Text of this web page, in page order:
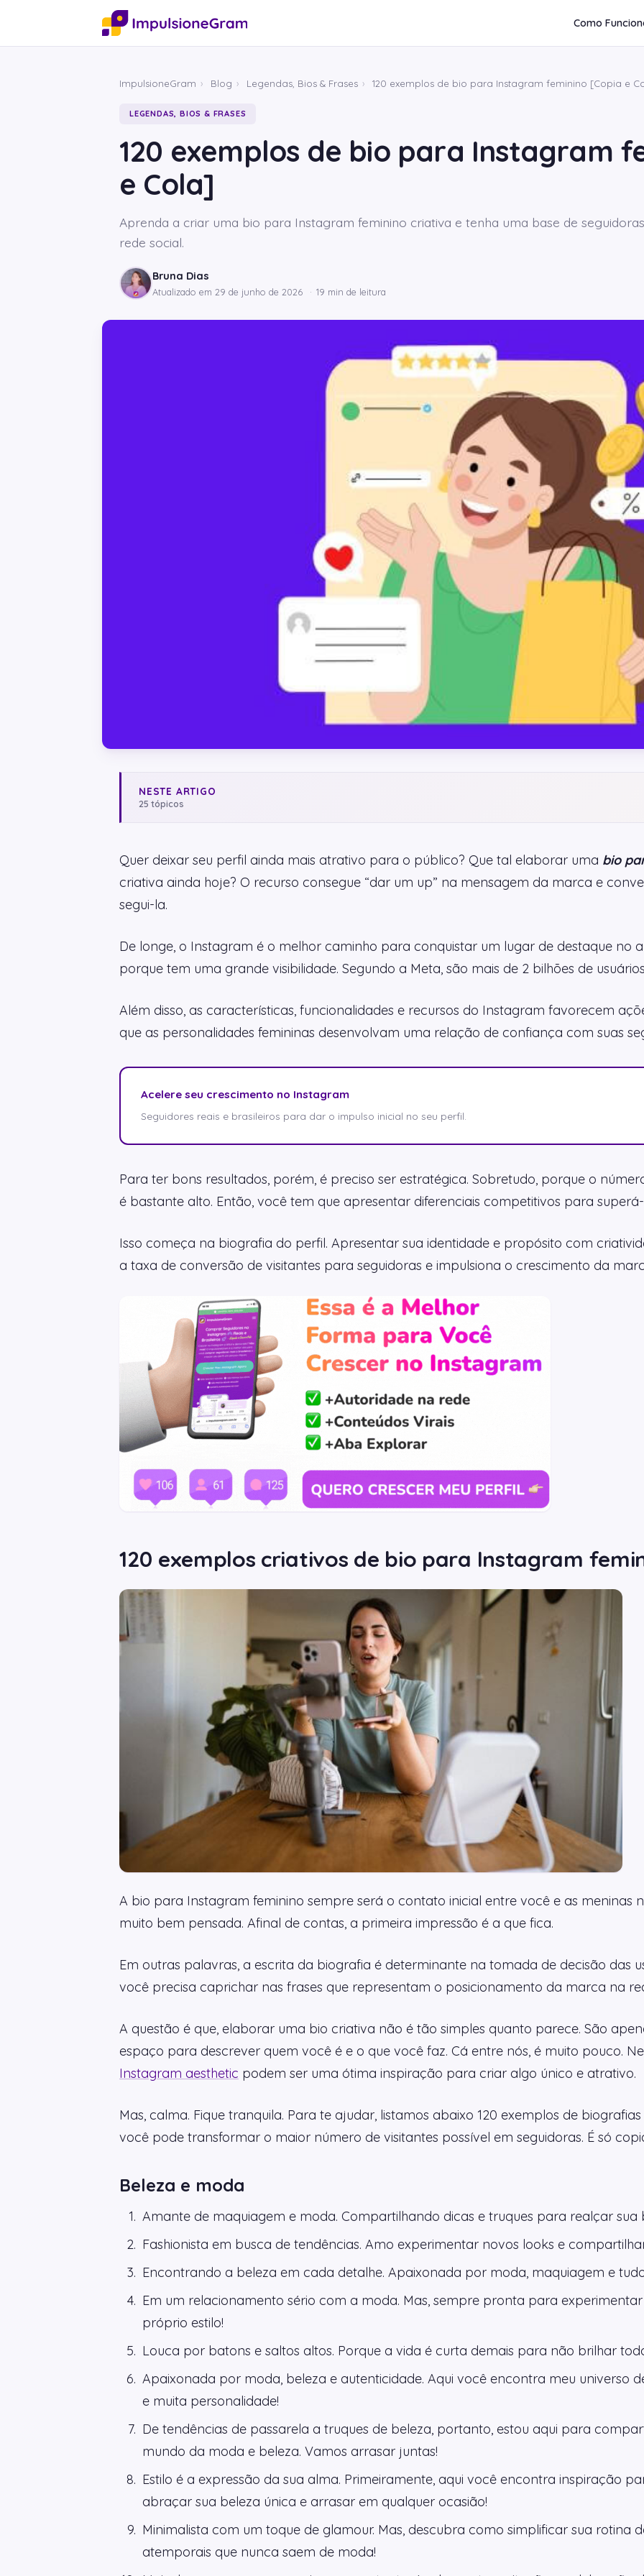
Como
ImpulsioneGram › Blog › Legendas, Bios & Frases › 120 exemplos de bio para Instagram feminino [Copia e
LEGENDAS, BIOS & FRASES
120 exemplos de bio para Instagram
e Cola]
Aprenda a criar uma bio para Instagram feminino criativa e tenha uma base de
rede social.
Bruna Dias
Atualizado em 29 de junho de 2026 · 19 min de leitura
NESTE ARTIGO
25 tópicos
Quer deixar seu perfil ainda mais atrativo para o público? Que tal elaborar uma bio
criativa ainda hoje? O recurso consegue “dar um up” na mensagem da marca e
segui-la.
De longe, o Instagram é o melhor caminho para conquistar um lugar de destaque no
porque tem uma grande visibilidade. Segundo a Meta, são mais de 2 bilhões de
Além disso, as características, funcionalidades e recursos do Instagram favorecem
que as personalidades femininas desenvolvam uma relação de confiança com suas
Acelere seu crescimento no Instagram
Seguidores reais e brasileiros para dar o impulso inicial no seu perfil.
Para ter bons resultados, porém, é preciso ser estratégica. Sobretudo, porque o
é bastante alto. Então, você tem que apresentar diferenciais competitivos para
Isso começa na biografia do perfil. Apresentar sua identidade e propósito com
a taxa de conversão de visitantes para seguidoras e impulsiona o crescimento da
120 exemplos criativos de bio para Instagram
A bio para Instagram feminino sempre será o contato inicial entre você e as meninas
muito bem pensada. Afinal de contas, a primeira impressão é a que fica.
Em outras palavras, a escrita da biografia é determinante na tomada de decisão das
você precisa caprichar nas frases que representam o posicionamento da marca na
A questão é que, elaborar uma bio criativa não é tão simples quanto parece. São
espaço para descrever quem você é e o que você faz. Cá entre nós, é muito pouco.
Instagram aesthetic podem ser uma ótima inspiração para criar algo único e atrativo.
Mas, calma. Fique tranquila. Para te ajudar, listamos abaixo 120 exemplos de
você pode transformar o maior número de visitantes possível em seguidoras. É só
Beleza e moda
Amante de maquiagem e moda. Compartilhando dicas e truques para realçar sua
Fashionista em busca de tendências. Amo experimentar novos looks e
Encontrando a beleza em cada detalhe. Apaixonada por moda, maquiagem e
Em um relacionamento sério com a moda. Mas, sempre pronta para
próprio estilo!
Louca por batons e saltos altos. Porque a vida é curta demais para não brilhar
Apaixonada por moda, beleza e autenticidade. Aqui você encontra meu universo
e muita personalidade!
De tendências de passarela a truques de beleza, portanto, estou aqui para
mundo da moda e beleza. Vamos arrasar juntas!
Estilo é a expressão da sua alma. Primeiramente, aqui você encontra inspiração
abraçar sua beleza única e arrasar em qualquer ocasião!
Minimalista com um toque de glamour. Mas, descubra como simplificar sua rotina
atemporais que nunca saem de moda!